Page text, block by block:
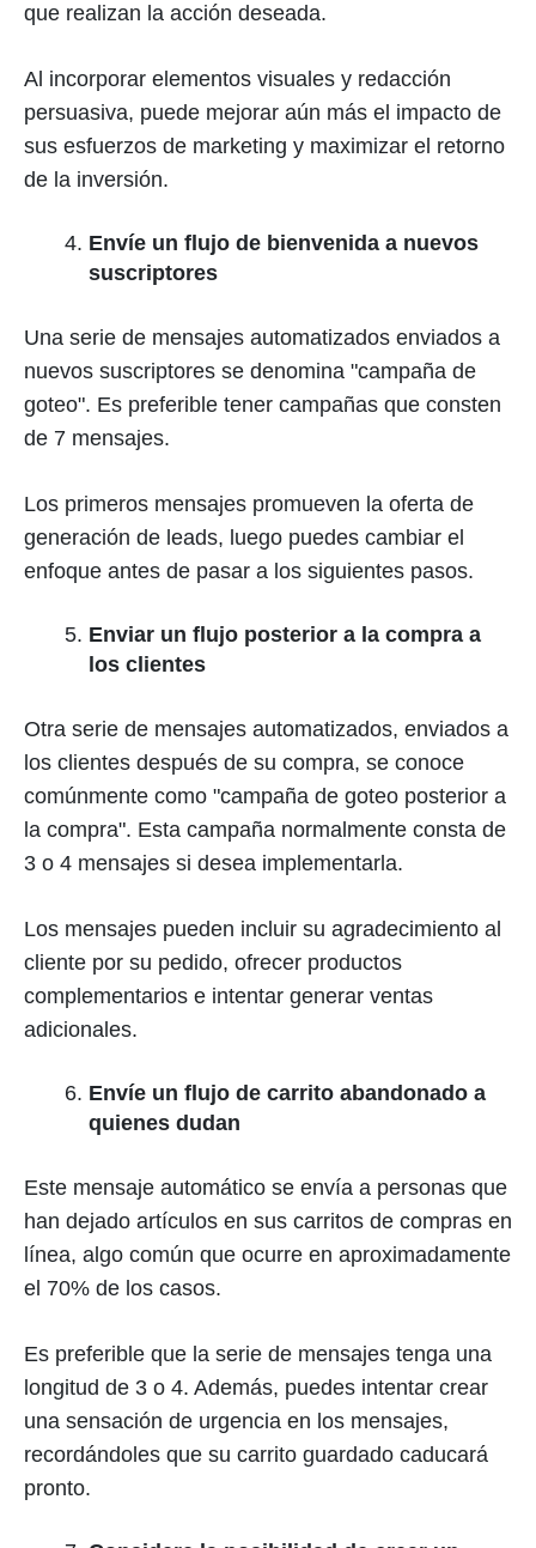
que realizan la acción deseada.
Al incorporar elementos visuales y redacción
persuasiva, puede mejorar aún más el impacto de
sus esfuerzos de marketing y maximizar el retorno
de la inversión.
Envíe un flujo de bienvenida a nuevos
suscriptores
Una serie de mensajes automatizados enviados a
nuevos suscriptores se denomina "campaña de
goteo". Es preferible tener campañas que consten
de 7 mensajes.
Los primeros mensajes promueven la oferta de
generación de leads, luego puedes cambiar el
enfoque antes de pasar a los siguientes pasos.
Enviar un flujo posterior a la compra a
los clientes
Otra serie de mensajes automatizados, enviados a
los clientes después de su compra, se conoce
comúnmente como "campaña de goteo posterior a
la compra". Esta campaña normalmente consta de
3 o 4 mensajes si desea implementarla.
Los mensajes pueden incluir su agradecimiento al
cliente por su pedido, ofrecer productos
complementarios e intentar generar ventas
adicionales.
Envíe un flujo de carrito abandonado a
quienes dudan
Este mensaje automático se envía a personas que
han dejado artículos en sus carritos de compras en
línea, algo común que ocurre en aproximadamente
el 70% de los casos.
Es preferible que la serie de mensajes tenga una
longitud de 3 o 4. Además, puedes intentar crear
una sensación de urgencia en los mensajes,
recordándoles que su carrito guardado caducará
pronto.